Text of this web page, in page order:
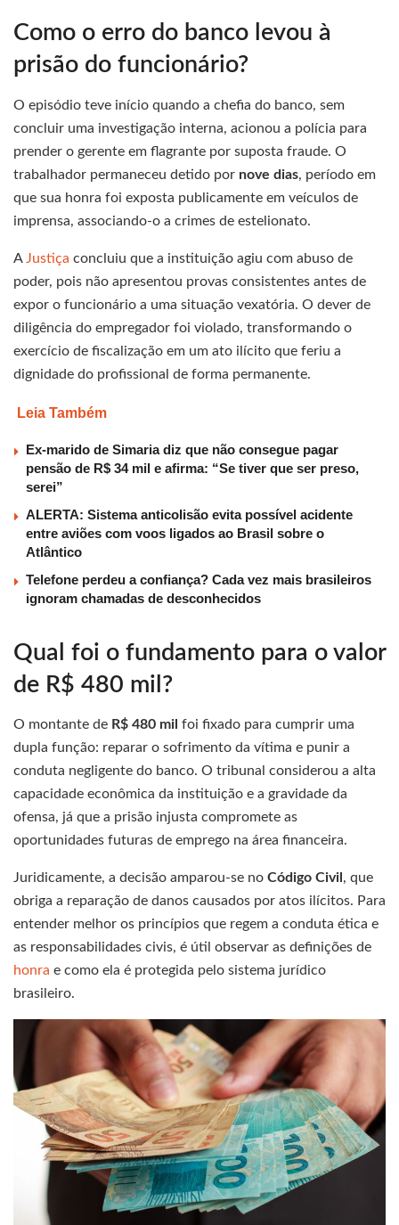
Como o erro do banco levou à
prisão do funcionário?
O episódio teve início quando a chefia do banco, sem
concluir uma investigação interna, acionou a polícia para
prender o gerente em flagrante por suposta fraude. O
trabalhador permaneceu detido por nove dias, período em
que sua honra foi exposta publicamente em veículos de
imprensa, associando-o a crimes de estelionato.
A Justiça concluiu que a instituição agiu com abuso de
poder, pois não apresentou provas consistentes antes de
expor o funcionário a uma situação vexatória. O dever de
diligência do empregador foi violado, transformando o
exercício de fiscalização em um ato ilícito que feriu a
dignidade do profissional de forma permanente.
Leia Também
Ex-marido de Simaria diz que não consegue pagar
pensão de R$ 34 mil e afirma: “Se tiver que ser preso,
serei”
ALERTA: Sistema anticolisão evita possível acidente
entre aviões com voos ligados ao Brasil sobre o
Atlântico
Telefone perdeu a confiança? Cada vez mais brasileiros
ignoram chamadas de desconhecidos
Qual foi o fundamento para o valor
de R$ 480 mil?
O montante de R$ 480 mil foi fixado para cumprir uma
dupla função: reparar o sofrimento da vítima e punir a
conduta negligente do banco. O tribunal considerou a alta
capacidade econômica da instituição e a gravidade da
ofensa, já que a prisão injusta compromete as
oportunidades futuras de emprego na área financeira.
Juridicamente, a decisão amparou-se no Código Civil , que
obriga a reparação de danos causados por atos ilícitos. Para
entender melhor os princípios que regem a conduta ética e
as responsabilidades civis, é útil observar as definições de
honra e como ela é protegida pelo sistema jurídico
brasileiro.